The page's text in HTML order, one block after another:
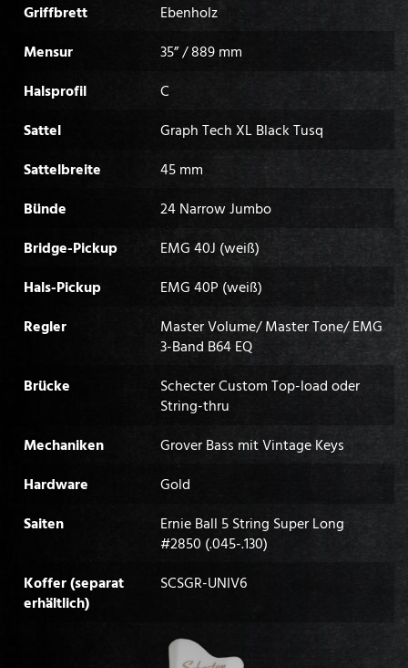
Griffbrett
Ebenholz
Mensur
35” / 889 mm
Halsprofil
C
Sattel
Graph Tech XL Black Tusq
Sattelbreite
45 mm
Bünde
24 Narrow Jumbo
Bridge-Pickup
EMG 40J (weiß)
Hals-Pickup
EMG 40P (weiß)
Regler
Master Volume/ Master Tone/ EMG
3-Band B64 EQ
Brücke
Schecter Custom Top-load oder
String-thru
Mechaniken
Grover Bass mit Vintage Keys
Hardware
Gold
Saiten
Ernie Ball 5 String Super Long
#2850 (.045-.130)
Koffer (separat
erhältlich)
SCSGR-UNIV6